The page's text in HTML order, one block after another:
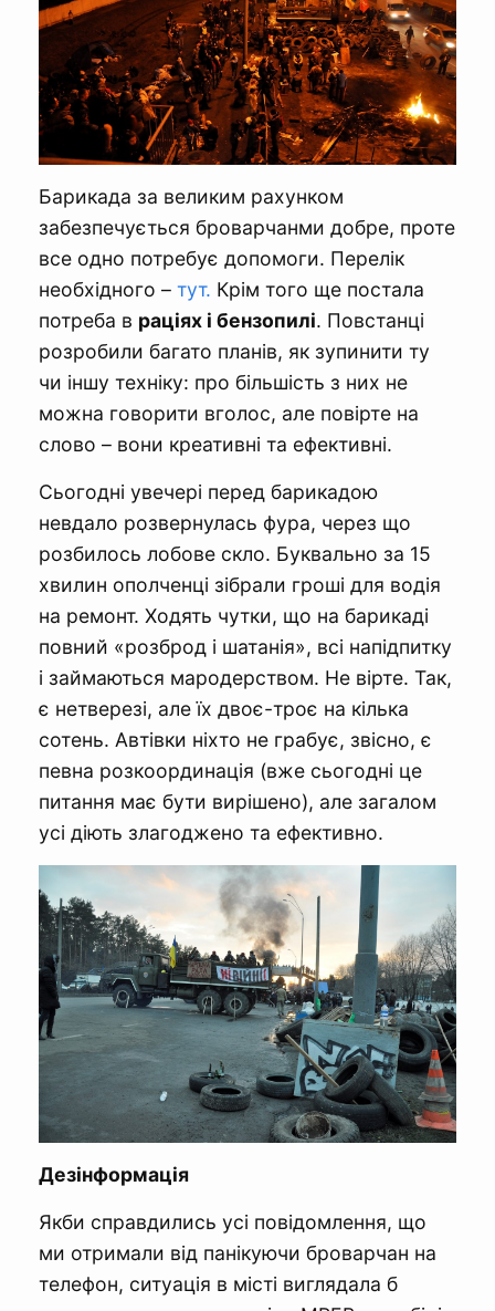
Барикада за великим рахунком
забезпечується броварчанми добре, проте
все одно потребує допомоги. Перелік
необхідного – тут. Крім того ще постала
потреба в раціях і бензопилі. Повстанці
розробили багато планів, як зупинити ту
чи іншу техніку: про більшість з них не
можна говорити вголос, але повірте на
слово – вони креативні та ефективні.
Сьогодні увечері перед барикадою
невдало розвернулась фура, через що
розбилось лобове скло. Буквально за 15
хвилин ополченці зібрали гроші для водія
на ремонт. Ходять чутки, що на барикаді
повний «розброд і шатанія», всі напідпитку
і займаються мародерством. Не вірте. Так,
є нетверезі, але їх двоє-троє на кілька
сотень. Автівки ніхто не грабує, звісно, є
певна розкоординація (вже сьогодні це
питання має бути вирішено), але загалом
усі діють злагоджено та ефективно.
Дезінформація
Якби справдились усі повідомлення, що
ми отримали від панікуючи броварчан на
телефон, ситуація в місті виглядала б